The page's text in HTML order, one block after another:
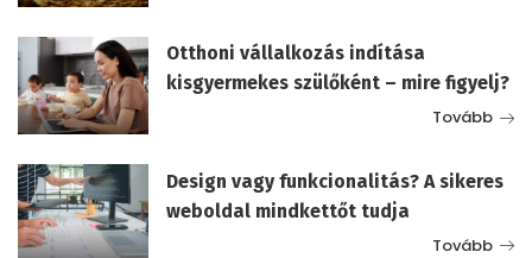
Otthoni vállalkozás indítása
kisgyermekes szülőként – mire figyelj?
Tovább
Design vagy funkcionalitás? A sikeres
weboldal mindkettőt tudja
Tovább